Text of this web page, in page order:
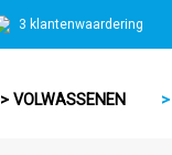
3 klantenwaardering
> VOLWASSENEN